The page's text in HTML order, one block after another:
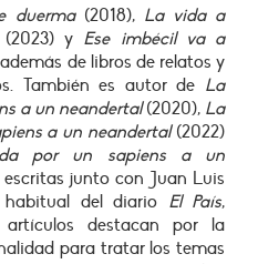
duerma(2018), La vida a
y Ese imbécil va a
de libros de relatos y
También es autor de La
a un neandertal(2020), La
a un neandertal (2022)
por un sapiens a un
escritas junto con Juan Luis
habitual del diario El País,
destacan por la
para tratar los temas